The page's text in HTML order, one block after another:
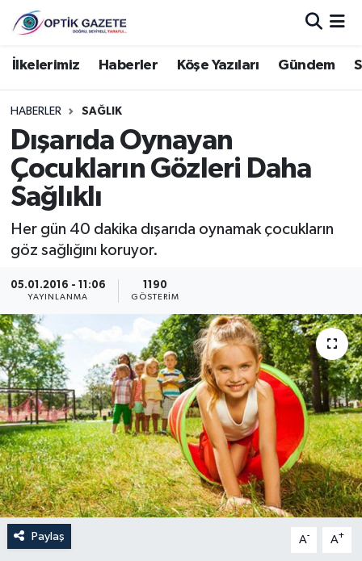
İlkelerimiz Haberler Köşe Yazıları Gündem
HABERLER SAĞLIK
Dışarıda Oynayan
Çocukların Gözleri Daha
Sağlıklı
Her gün 40 dakika dışarıda oynamak çocukların
göz sağlığını koruyor.
05.01.2016 - 11:06
YAYINLANMA
1190
GÖSTERIM
Paylaş A- A+
Nöbetçi Eczaneler
Hava Durumu
İstanbul Namaz Vakitleri
Trafik Durumu
Süper Lig Puan Durumu ve Fikstür
Haber Arşivi